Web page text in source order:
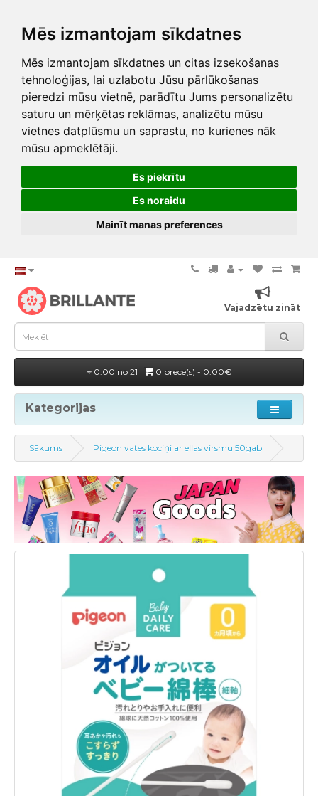
Mēs izmantojam sīkdatnes
Mēs izmantojam sīkdatnes un citas izsekošanas
tehnoloģijas, lai uzlabotu Jūsu pārlūkošanas
pieredzi mūsu vietnē, parādītu Jums personalizētu
saturu un mērķētas reklāmas, analizētu mūsu
vietnes datplūsmu un saprastu, no kurienes nāk
mūsu apmeklētāji.
Es piekrītu
Es noraidu
Mainīt manas preferences
Vajadzētu zināt
0.00 no 21 | 0 prece(s) - 0.00€
Kategorijas
Sākums Pigeon vates kociņi ar eļļas virsmu 50gab